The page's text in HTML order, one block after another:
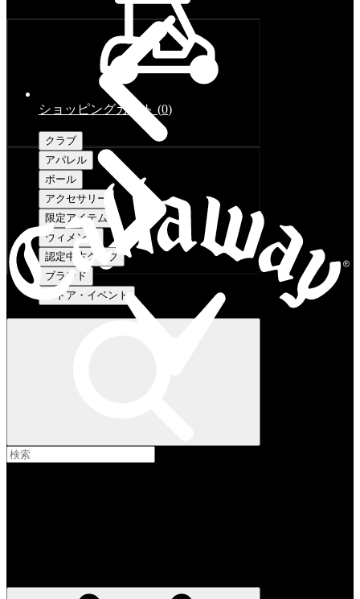
ショッピングカート (0)
クラブ
アパレル
ボール
アクセサリー
限定アイテム
ウィメンズ
認定中古クラブ
ブランド
ストア・イベント